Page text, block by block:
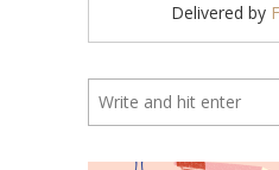
Delivered by